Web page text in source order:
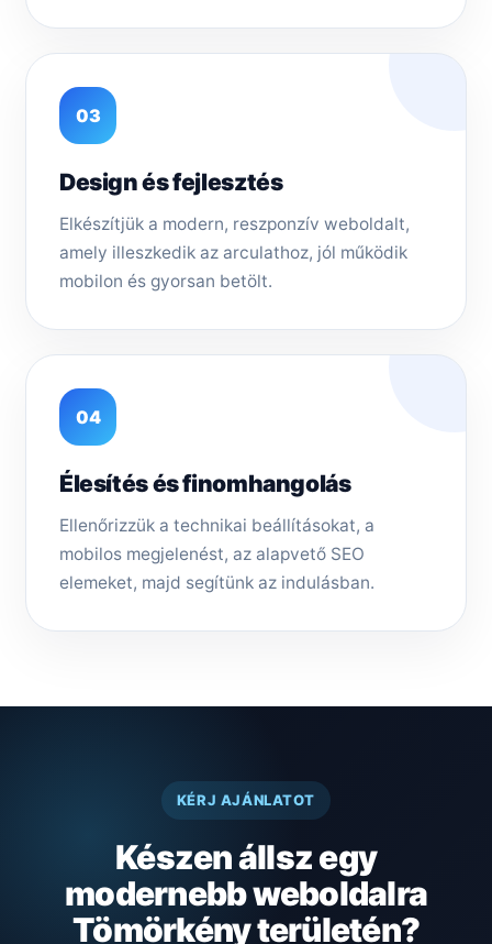
03
Design és fejlesztés
Elkészítjük a modern, reszponzív weboldalt,
amely illeszkedik az arculathoz, jól működik
mobilon és gyorsan betölt.
04
Élesítés és finomhangolás
Ellenőrizzük a technikai beállításokat, a
mobilos megjelenést, az alapvető SEO
elemeket, majd segítünk az indulásban.
KÉRJ AJÁNLATOT
Készen állsz egy
modernebb weboldalra
Tömörkény területén?